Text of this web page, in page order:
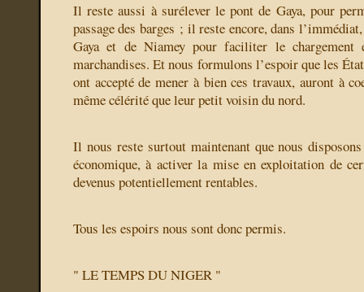
Il reste aussi à surélever le pont de Gaya, pour
passage des barges ; il reste encore, dans
Gaya et de Niamey pour faciliter le chargement
marchandises. Et nous formulons l’espoir que les
ont accepté de mener à bien ces travaux, auront à
même célérité que leur petit voisin du nord.
Il nous reste surtout maintenant que nous
économique, à activer la mise en exploitation de
devenus potentiellement rentables.
Tous les espoirs nous sont donc permis.
" LE TEMPS DU NIGER "